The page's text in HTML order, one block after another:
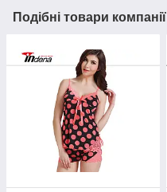
Подібні товари компанії